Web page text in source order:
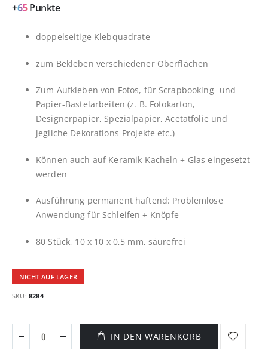
+65Punkte
doppelseitige Klebquadrate
zum Bekleben verschiedener Oberflächen
Zum Aufkleben von Fotos, für Scrapbooking- und
Papier-Bastelarbeiten (z. B. Fotokarton,
Designerpapier, Spezialpapier, Acetatfolie und
jegliche Dekorations-Projekte etc.)
Können auch auf Keramik-Kacheln + Glas eingesetzt
werden
Ausführung permanent haftend: Problemlose
Anwendung für Schleifen + Knöpfe
80 Stück, 10 x 10 x 0,5 mm, säurefrei
NICHT AUF LAGER
SKU 8284
IN DEN WARENKORB